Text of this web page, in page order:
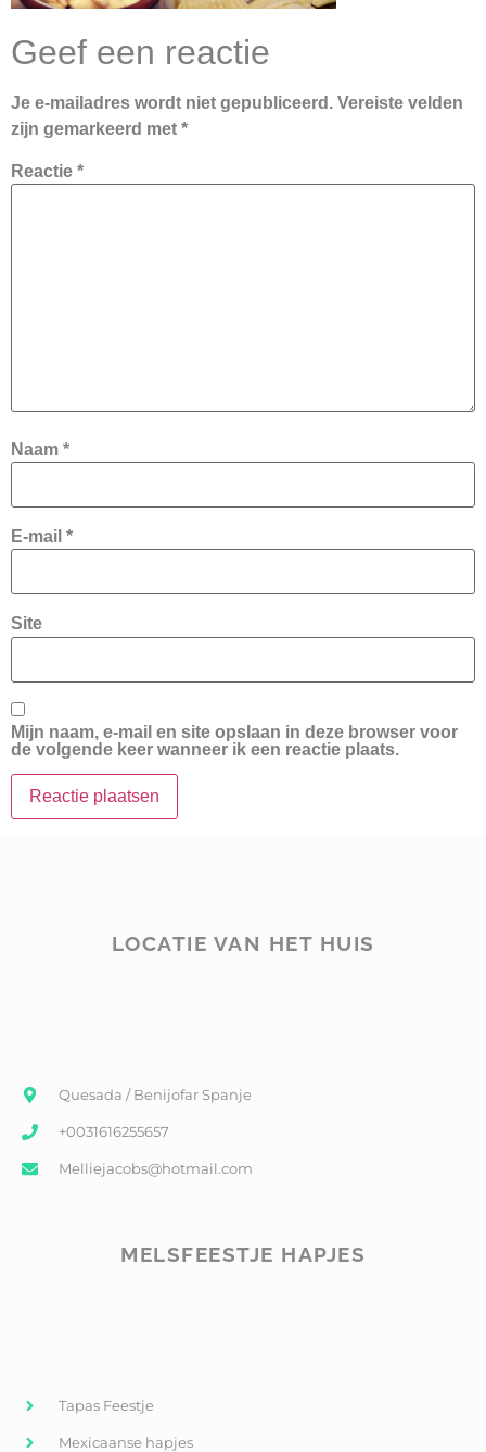
Geef een reactie
Je e-mailadres wordt niet gepubliceerd. Vereiste velden
zijn gemarkeerd met *
Reactie *
Naam *
E-mail *
Site
Mijn naam, e-mail en site opslaan in deze browser voor
de volgende keer wanneer ik een reactie plaats.
LOCATIE VAN HET HUIS
Quesada / Benijofar Spanje
+0031616255657
Melliejacobs@hotmail.com
MELSFEESTJE HAPJES
Tapas Feestje
Mexicaanse hapjes